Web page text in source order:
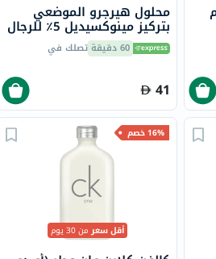
محلول هيرجرو الموضعي
بتركيز مينوكسيديل 5٪ للرجال
50 مل 60 دقيقة تصلك في
41
16% خصم
أقل سعرمن 30 يوم